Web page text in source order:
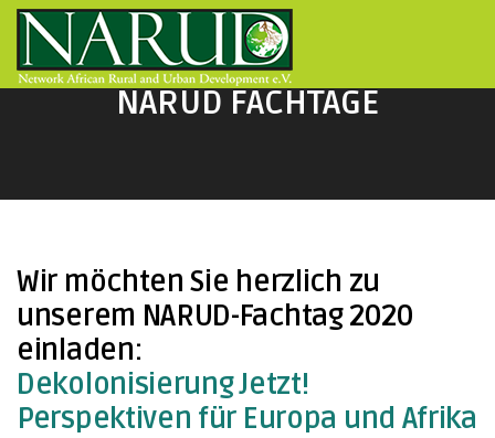
Direkt zum Inhalt
NARUD FACHTAGE
Wir möchten Sie herzlich zu
unserem NARUD-Fachtag 2020
einladen:
Dekolonisierung Jetzt!
Perspektiven für Europa und Afrika